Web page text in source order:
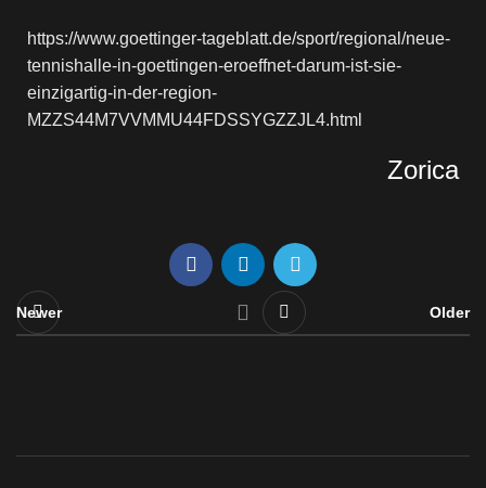
https://www.goettinger-tageblatt.de/sport/regional/neue-
tennishalle-in-goettingen-eroeffnet-darum-ist-sie-
einzigartig-in-der-region-
MZZS44M7VVMMU44FDSSYGZZJL4.html
Zorica
Newer Older